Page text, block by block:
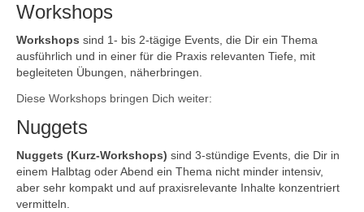
Workshops
Workshops sind 1- bis 2-tägige Events, die Dir ein Thema
ausführlich und in einer für die Praxis relevanten Tiefe, mit
begleiteten Übungen, näherbringen.
Diese Workshops bringen Dich weiter:
Nuggets
Nuggets (Kurz-Workshops) sind 3-stündige Events, die Dir in
einem Halbtag oder Abend ein Thema nicht minder intensiv,
aber sehr kompakt und auf praxisrelevante Inhalte konzentriert
vermitteln.